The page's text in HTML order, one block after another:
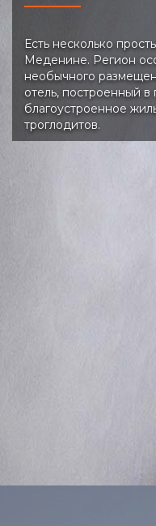
Есть несколько
Меденине. Регион
необычного
отель, построенный
благоустроенное
троглодитов.